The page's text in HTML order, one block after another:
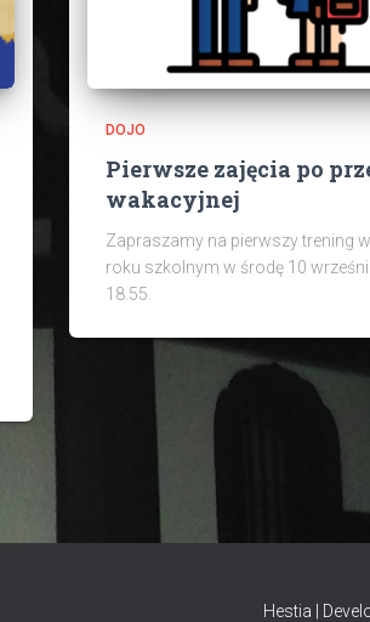
DOJO
Pierwsze zajęcia po
wakacyjnej
Zapraszamy na pierwszy trening
roku szkolnym w środę 10
18.55.
Hestia |